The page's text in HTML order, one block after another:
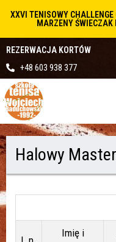
XXVI TENISOWY
MARZENY
REZERWACJA KORTÓW
+48 603 938 377
Halowy
Imię i